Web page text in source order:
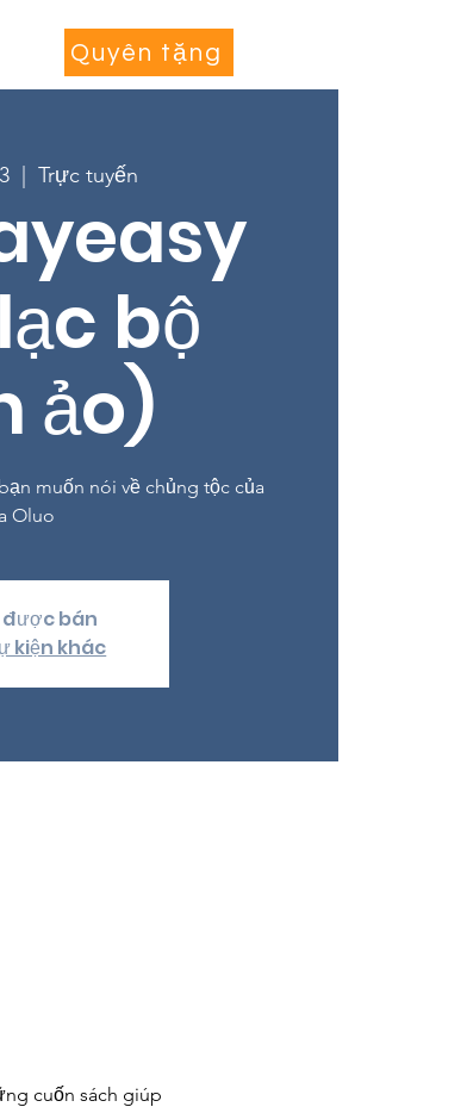
More...
Quyên tặng
  |
Trực tuyến
bộ
ảo)
muốn nói về chủng tộc của
Oluo
bán
kiện khác
cuốn sách giúp